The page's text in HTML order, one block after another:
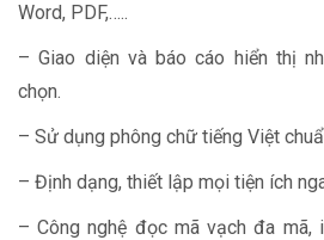
Word, PDF,…..
– Giao diện và báo cáo hiển thị
chọn.
– Sử dụng phông chữ tiếng Việt
– Định dạng, thiết lập mọi tiện ích
– Công nghệ đọc mã vạch đa